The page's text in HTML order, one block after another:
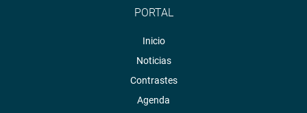
PORTAL
Inicio
Noticias
Contrastes
Agenda